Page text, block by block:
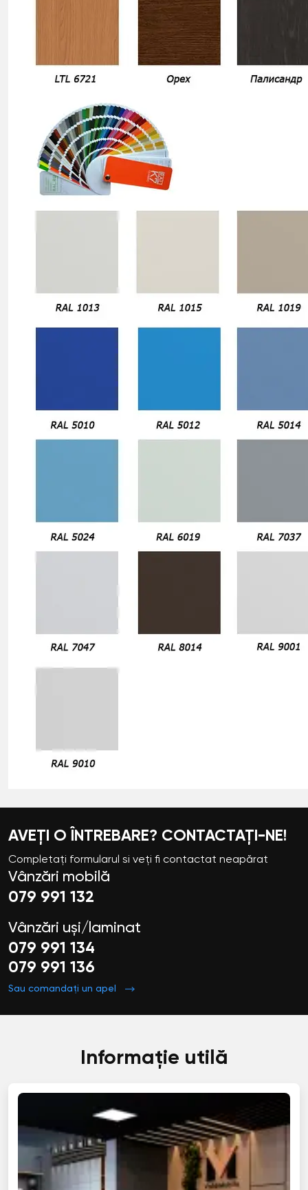
AVEȚI O ÎNTREBARE? CONTACTAȚI-NE!
Completați formularul si veți fi contactat neapărat
Vânzări mobilă
079 991 132
Vânzări uși/laminat
079 991 134
079 991 136
Sau comandați un apel
Informație utilă